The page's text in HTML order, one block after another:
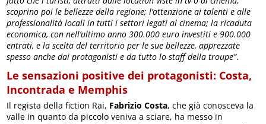
scoprino poi le bellezze della regione; l’attenzione ai talenti e alle
professionalità locali in tutti i settori legati al cinema; la ricaduta
economica, con nell’ultimo anno 300.000 euro investiti e 900.000
entrati, e la scelta del territorio per le sue bellezze, apprezzate
spesso anche dai protagonisti e da tutto lo staff della troupe”.
Le sensazioni positive dei protagonisti: Costa,
Incontrada e Memphis
Il regista della fiction Rai, Fabrizio Costa, che già conosceva la
valle in quanto da piccolo veniva a sciare, ha messo in